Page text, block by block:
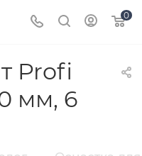
0
Profi
мм, 6